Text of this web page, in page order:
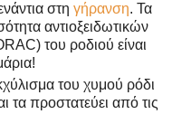
στη γήρανση. Τα
αντιοξειδωτικών
του ροδιού είναι
του χυμού ρόδι
τα προστατεύει από τις